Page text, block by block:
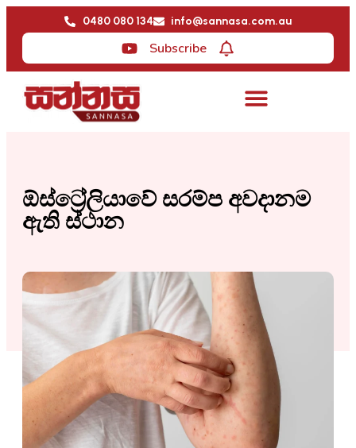
0480 080 134 info@sannasa.com.au
Subscribe
ඕස්ට්‍රේලියාවේ සරම්ප අවදානම
ඇති ස්ථාන